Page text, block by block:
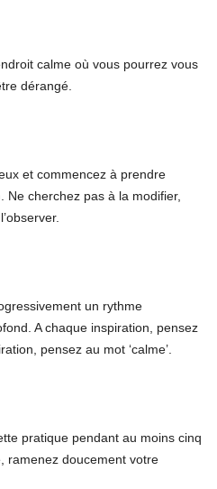
calme où vous pourrez vous
dérangé.
et commencez à prendre
cherchez pas à la modifier,
un rythme
A chaque inspiration, pensez
pensez au mot ‘calme’.
pratique pendant au moins cinq
ramenez doucement votre